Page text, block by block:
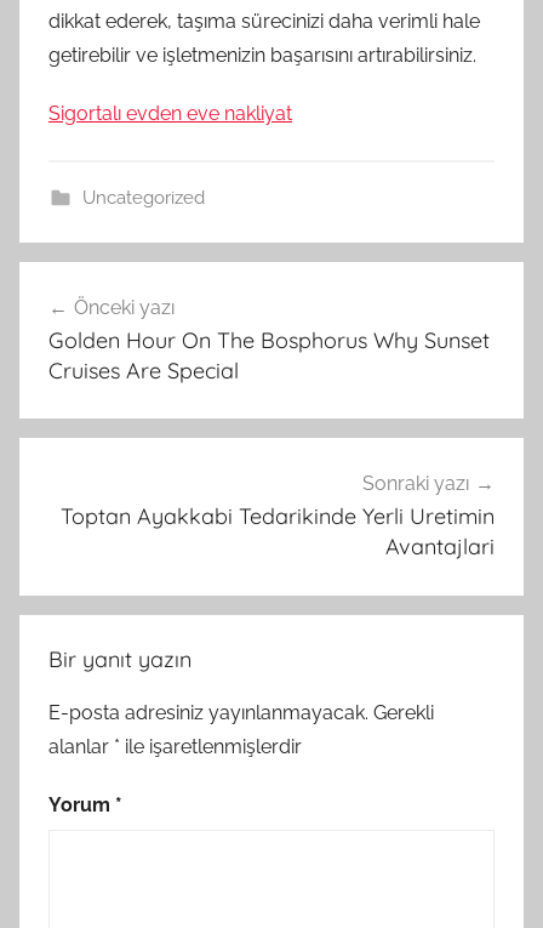
dikkat ederek, taşıma sürecinizi daha verimli hale
getirebilir ve işletmenizin başarısını artırabilirsiniz.
Sigortalı evden eve nakliyat
Uncategorized
gezinmesi
Önceki yazı
Golden Hour On The Bosphorus Why Sunset
Cruises Are Special
Sonraki yazı
Toptan Ayakkabi Tedarikinde Yerli Uretimin
Avantajlari
Bir yanıt yazın
E-posta adresiniz yayınlanmayacak. Gerekli
alanlar * ile işaretlenmişlerdir
Yorum *